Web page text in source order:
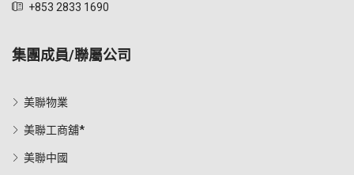
+853 2833 1690
集團成員/聯屬公司
美聯物業
美聯工商舖*
美聯中國